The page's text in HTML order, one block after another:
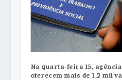
Na quarta-feira 15,
oferecem mais de 1,2 mil